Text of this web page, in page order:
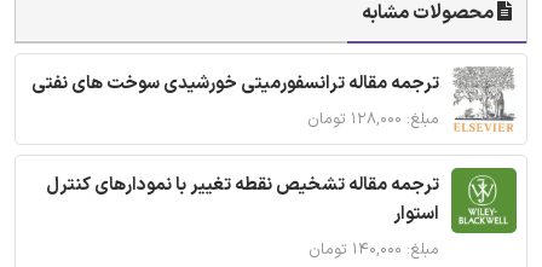
محصولات مشابه
ترجمه مقاله ترانسفورمیتی خورشیدی سوخت های نفتی
مبلغ: ۱۲۸,۰۰۰ تومان
ترجمه مقاله تشخیص نقطه تغییر با نمودارهای کنترل
استوار
مبلغ: ۱۴۰,۰۰۰ تومان